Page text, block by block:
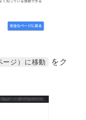
ージ）に移動
をク